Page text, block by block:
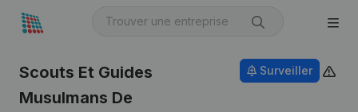
Scouts Et Guides
Musulmans De
Surveiller